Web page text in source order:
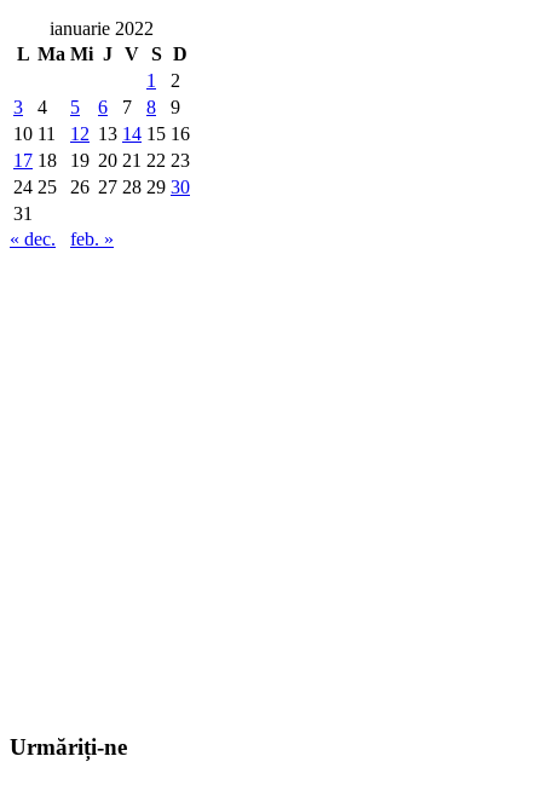
ianuarie 2022
L Ma Mi J V S D
1
2
3
4 5 6 7 8
9
10 11 12 13 14 15 16
17 18 19 20 21 22 23
24 25 26 27 28 29 30
31
« dec.
feb. »
Urmăriți-ne